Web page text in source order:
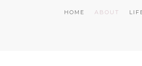
HOME ABOUT